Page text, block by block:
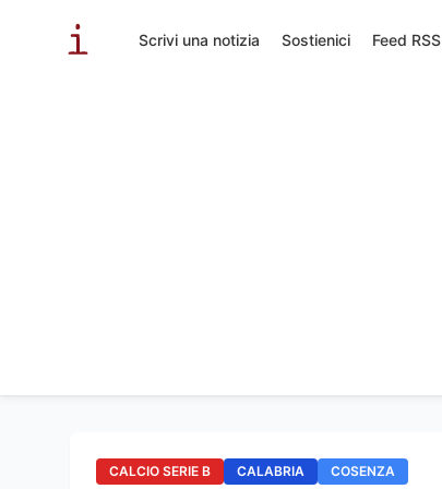
Scrivi una notizia Sostienici Feed RSS
CALCIO SERIE B CALABRIA COSENZA